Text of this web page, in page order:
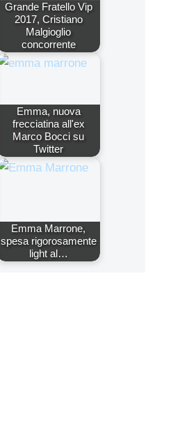
Grande Fratello Vip
2017, Cristiano
Malgioglio
concorrente
Emma, nuova
frecciatina all'ex
Marco Bocci su
Twitter
Emma Marrone,
spesa rigorosamente
light al…